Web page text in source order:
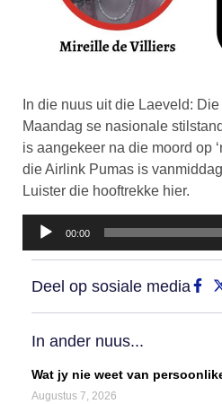
In die nuus uit die Laeveld:
Maandag se nasionale
is aangekeer na die moord op
die Airlink Pumas is
Luister die hooftrekke hier.
Klankspeler
00:00
Deel op sosiale media
In ander nuus...
Wat jy nie weet van
Augustus 7, 2026